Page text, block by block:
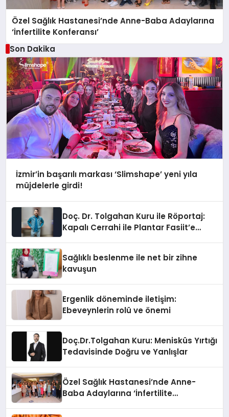
Özel Sağlık Hastanesi’nde Anne-Baba Adaylarına
‘İnfertilite Konferansı’
Son Dakika
İzmir’in başarılı markası ‘Slimshape’ yeni yıla
müjdelerle girdi!
Doç. Dr. Tolgahan Kuru ile Röportaj:
Kapalı Cerrahi ile Plantar Fasiit’e
Sağlıklı beslenme ile net bir zihne
kavuşun
Ergenlik döneminde iletişim:
Ebeveynlerin rolü ve önemi
Doç.Dr.Tolgahan Kuru: Menisküs Yırtığı
Tedavisinde Doğru ve Yanlışlar
Özel Sağlık Hastanesi’nde Anne-
Baba Adaylarına ‘İnfertilite